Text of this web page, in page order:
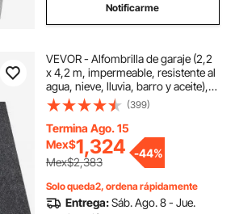
Notificarme
VEVOR - Alfombrilla de garaje (2,2
x 4,2 m, impermeable, resistente al
agua, nieve, lluvia, barro y aceite),
antideslizante, con reverso
antifugas de TPE, fácil de limpiar y
cortar.
(399)
Termina Ago. 15
Mex$1,324
Mex$2,383
-44%
Solo queda2, ordena rápidamente
Entrega:Sáb. Ago. 8 - Jue.